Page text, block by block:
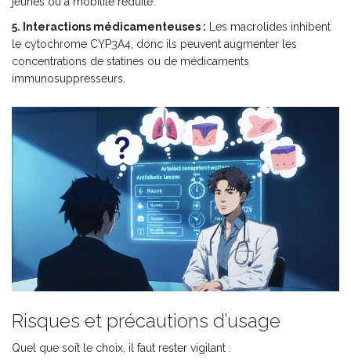
5. Interactions médicamenteuses : Les macrolides inhibent
le cytochrome CYP3A4, donc ils peuvent augmenter les
concentrations de statines ou de médicaments
immunosuppresseurs.
Risques et précautions d’usage
Quel que soit le choix, il faut rester vigilant :